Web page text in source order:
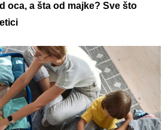
oca, a šta od majke? Sve što